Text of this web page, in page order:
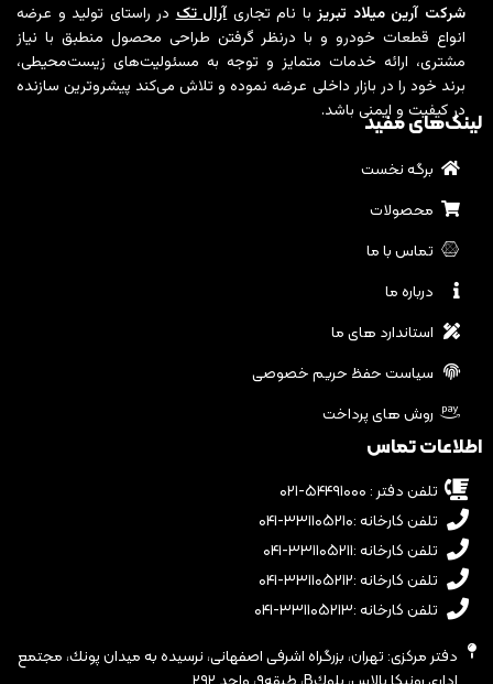
شرکت آرین میلاد تبریزبا نام تجاریآرال تکدر راستای تولید و عرضه
انواع قطعات خودرو و با درنظر گرفتن طراحی محصول منطبق با نیاز
مشتری، ارائه خدمات متمایز و توجه به مسئولیت‌های زیست‌محیطی،
برند خود را در بازار داخلی عرضه نموده و تلاش می‌کند پیشروترین سازنده
در کیفیت و ایمنی باشد.
لینک‌های مفید
برگه نخست
محصولات
تماس با ما
درباره ما
استاندارد های ما
سیاست حفظ حریم خصوصی
روش های پرداخت
اطلاعات تماس
تلفن دفتر : ۵۴۴۹۱۰۰۰-۰۲۱
تلفن کارخانه :۳۳۱۱۰۵۲۱۰-۰۴۱
تلفن کارخانه :۳۳۱۱۰۵۲۱۱-۰۴۱
تلفن کارخانه :۳۳۱۱۰۵۲۱۲-۰۴۱
تلفن کارخانه :۳۳۱۱۰۵۲۱۳-۰۴۱
دفتر مرکزی: تهران، بزرگراه اشرفى اصفهانى، نرسيده به ميدان پونك، مجتمع